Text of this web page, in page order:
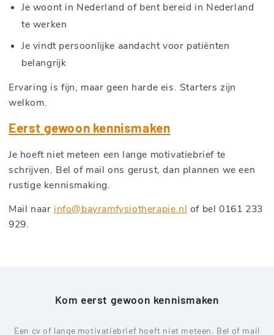
Je woont in Nederland of bent bereid in Nederland
te werken
Je vindt persoonlijke aandacht voor patiënten
belangrijk
Ervaring is fijn, maar geen harde eis. Starters zijn
welkom.
Eerst gewoon kennismaken
Je hoeft niet meteen een lange motivatiebrief te
schrijven. Bel of mail ons gerust, dan plannen we een
rustige kennismaking.
Mail naar info@bayramfysiotherapie.nl of bel 0161 233
929.
Kom eerst gewoon kennismaken
Een cv of lange motivatiebrief hoeft niet meteen. Bel of mail